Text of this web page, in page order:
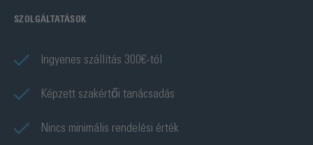
SZOLGÁLTATÁSOK
Ingyenes szállítás 300€-tól
Képzett szakértői tanácsadás
Nincs minimális rendelési érték